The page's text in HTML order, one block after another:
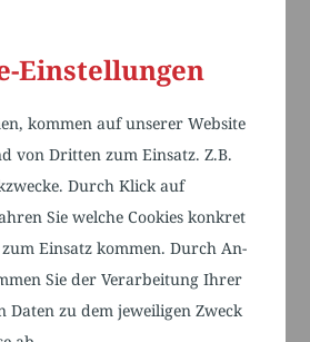
Einstellungen
kommen auf unserer Website
von Dritten zum Einsatz. Z.B.
Durch Klick auf
Sie welche Cookies konkret
Einsatz kommen. Durch An-
Sie der Verarbeitung Ihrer
Daten zu dem jeweiligen Zweck
der Mitglieder vertritt.
mit einer
in der
des
TechnologieRegion
sich erfreut über das